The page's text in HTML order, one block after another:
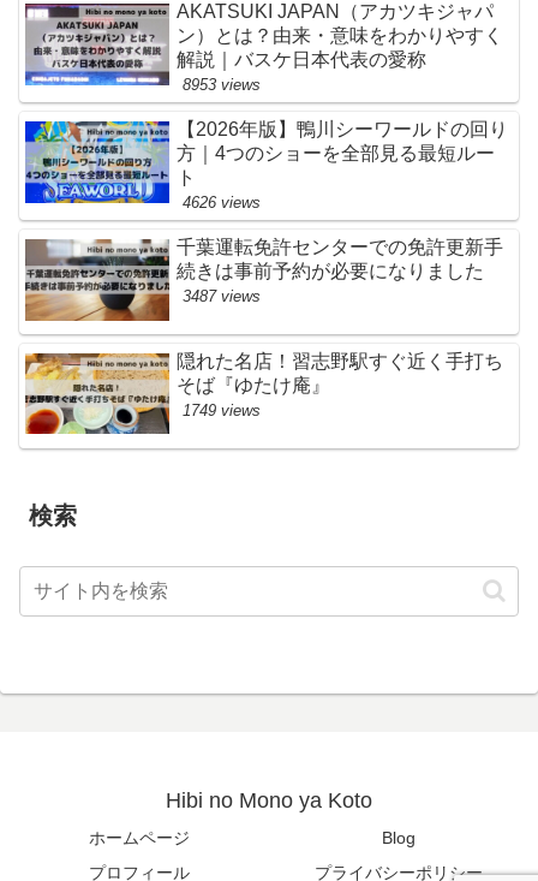
AKATSUKI JAPAN（アカツキジャパ
ン）とは？由来・意味をわかりやすく
解説｜バスケ日本代表の愛称
8953 views
【2026年版】鴨川シーワールドの回り
方｜4つのショーを全部見る最短ルー
ト
4626 views
千葉運転免許センターでの免許更新手
続きは事前予約が必要になりました
3487 views
隠れた名店！習志野駅すぐ近く手打ち
そば『ゆたけ庵』
1749 views
検索
Hibi no Mono ya Koto
ホームページ
Blog
プロフィール
プライバシーポリシー